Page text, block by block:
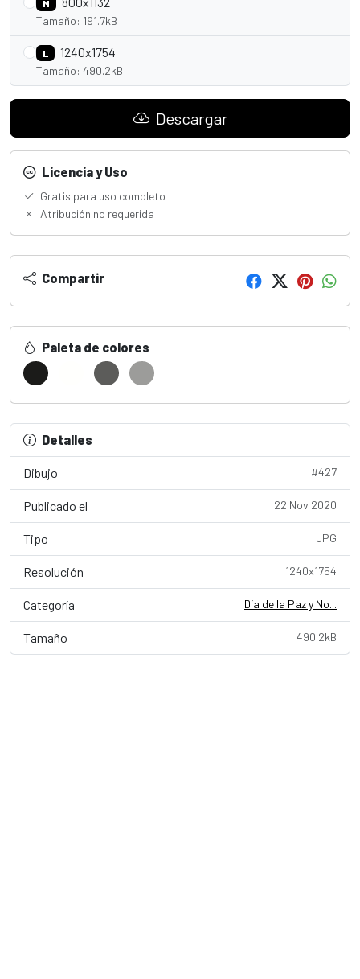
M
Tamaño: 191.7kB
L 1240x1754
Tamaño: 490.2kB
Descargar
Licencia y Uso
Gratis para uso completo
Atribución no requerida
Compartir
Paleta de colores
Detalles
Dibujo #427
Publicado el 22 Nov 2020
Tipo JPG
Resolución 1240x1754
Categoría Día de la Paz y No...
Tamaño 490.2kB